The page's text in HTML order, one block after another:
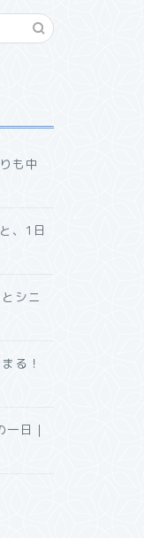
も中
、1日
シニ
る！
日｜